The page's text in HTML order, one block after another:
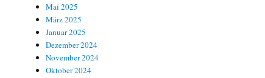
Mai 2025
März 2025
Januar 2025
Dezember 2024
November 2024
Oktober 2024